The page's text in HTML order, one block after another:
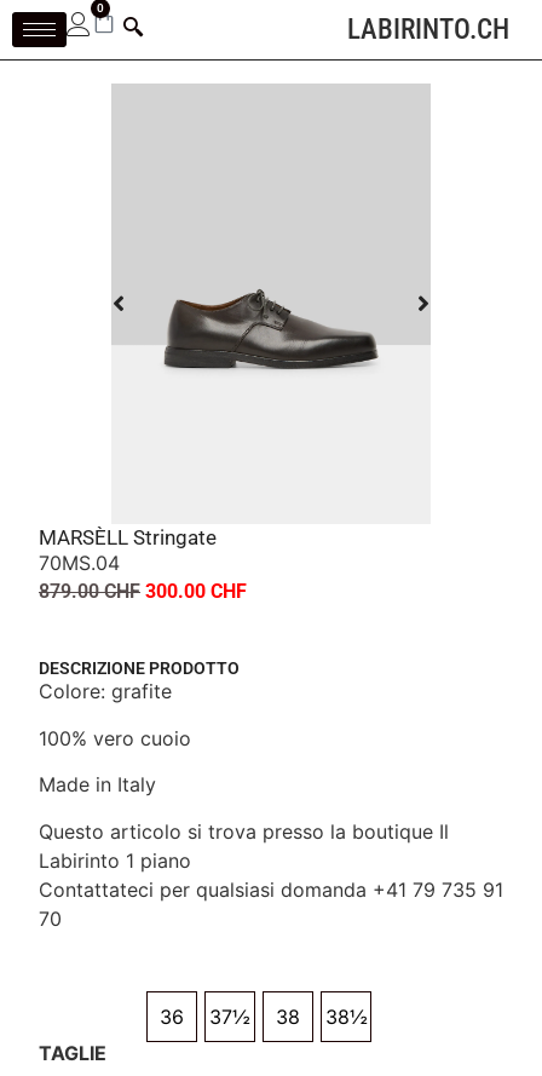
0
LABIRINTO.CH
MARSÈLL Stringate
70MS.04
879.00CHF 300.00 CHF
DESCRIZIONE PRODOTTO
Colore: grafite
100% vero cuoio
Made in Italy
Questo articolo si trova presso la boutique Il
Labirinto 1 piano
Contattateci per qualsiasi domanda +41 79 735 91
70
TAGLIE
36 37½ 38 38½